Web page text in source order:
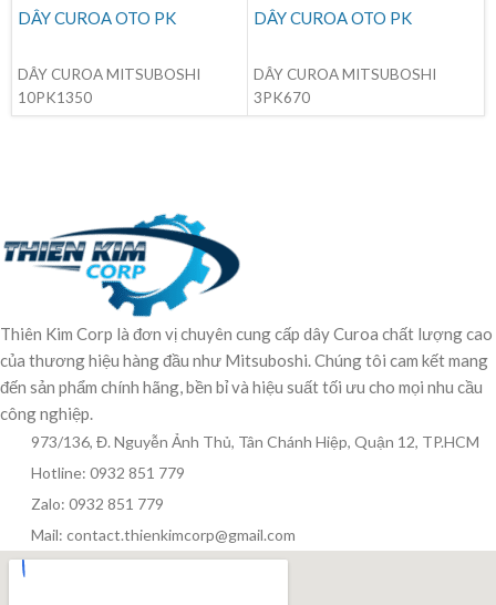
DÂY CUROA OTO PK
DÂY CUROA MITSUBOSHI
10PK1350
DÂY CUROA OTO PK
DÂY CUROA MITSUBOSHI
3PK670
Thiên Kim Corp là đơn vị chuyên cung cấp dây Curoa chất lượng cao
của thương hiệu hàng đầu như Mitsuboshi. Chúng tôi cam kết mang
đến sản phẩm chính hãng, bền bỉ và hiệu suất tối ưu cho mọi nhu cầu
công nghiệp.
973/136, Đ. Nguyễn Ảnh Thủ, Tân Chánh Hiệp, Quận 12, TP.HCM
Hotline: 0932 851 779
Zalo: 0932 851 779
Mail: contact.thienkimcorp@gmail.com